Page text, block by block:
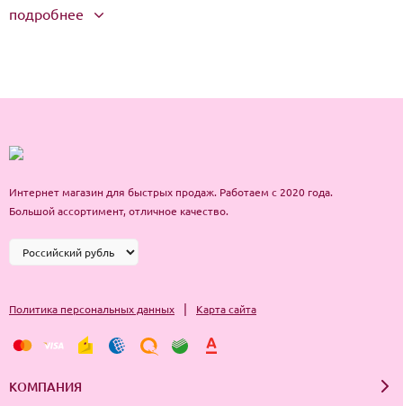
препятствует ее старению и увяданию. В процессе
использования, когда маска плотно прилегает к коже лица,
раздражения. Тончайший гипоаллергенный материал маски
окружающей среды.
Способ применения:
Извлеките маску из упаковки и
места. Спустя полчаса снимите средство, а остатки сыворотки
вотрите в кожу до полного впитывания.
подробнее
Интернет магазин для быстрых продаж. Работаем с 2020 года.
Большой ассортимент, отличное качество.
Политика персональных данных | Карта сайта
КОМПАНИЯ